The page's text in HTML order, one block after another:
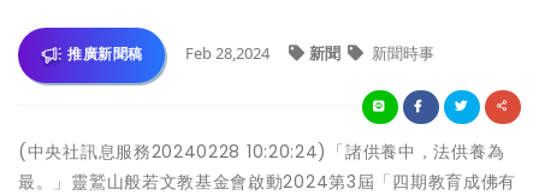
推廣新聞稿 Feb 28,2024 新聞 新聞時事
(中央社訊息服務20240228 10:20:24)「諸供養中，法供養為
最。」靈鷲山般若文教基金會啟動2024第3屆「四期教育成佛有